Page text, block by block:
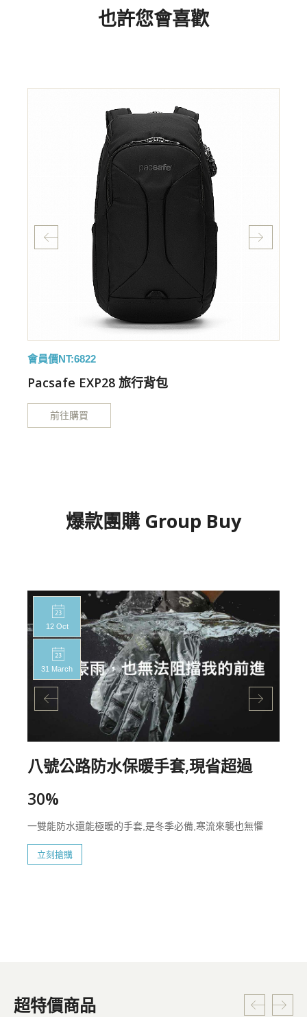
也許您會喜歡
會員價NT:6822
Pacsafe EXP28 旅行背包
前往購買
爆款團購 Group Buy
12 Oct
31 March
八號公路防水保暖手套,現省超過
30%
一雙能防水還能極暖的手套,是冬季必備,寒流來襲也無懼
立刻搶購
超特價商品